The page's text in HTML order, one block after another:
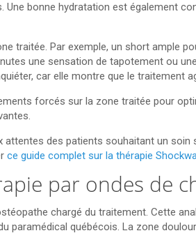
bonne hydratation est également
Par exemple, un short ample
une sensation de tapotement ou
car elle montre que le traitement
forcés sur la zone traitée pour
des patients souhaitant un soin
ce guide complet sur la thérapie
par ondes de
chargé du traitement. Cette
québécois. La zone